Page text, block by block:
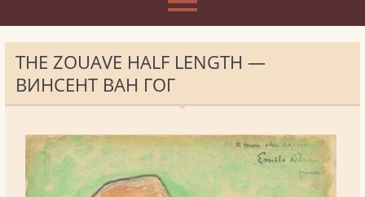
THE ZOUAVE HALF LENGTH —
ВИНСЕНТ ВАН ГОГ